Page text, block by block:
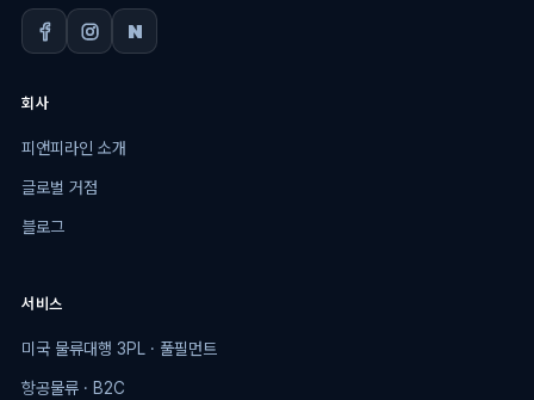
회사
피앤피라인 소개
글로벌 거점
블로그
서비스
미국 물류대행 3PL · 풀필먼트
항공물류 · B2C